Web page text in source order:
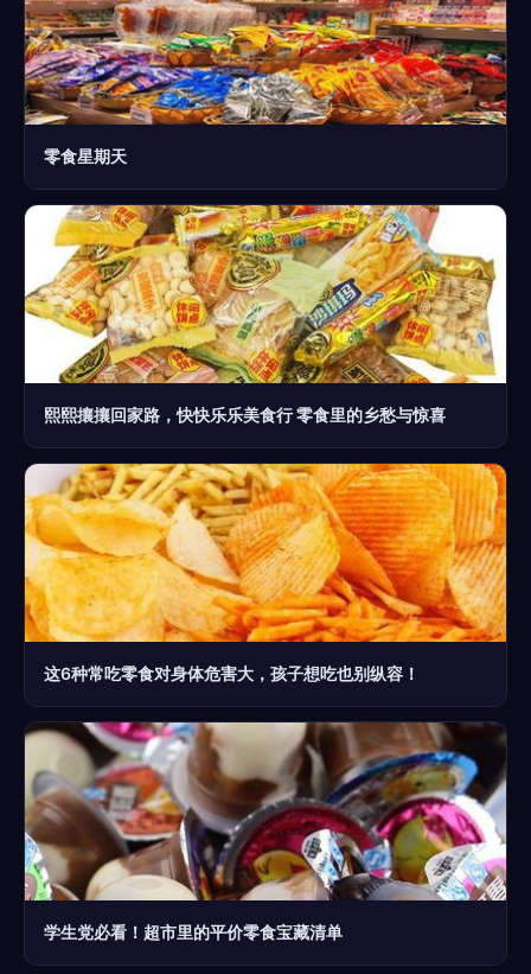
零食星期天
熙熙攘攘回家路，快快乐乐美食行 零食里的乡愁与惊喜
这6种常吃零食对身体危害大，孩子想吃也别纵容！
学生党必看！超市里的平价零食宝藏清单